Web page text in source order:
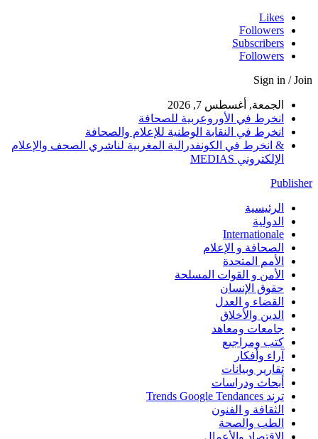
Likes
Followers
Subscribers
Followers
Sign in / Join
الجمعة, أغسطس 7, 2026
انخرط في الأوروعربية للصحافة
انخرط في النقابة الوطنية للإعلام والصحافة
& انخرط في الكونفدرالية المغربية لناشري الصحف والإعلام
الإلكتروني MEDIAS
Publisher
الرئيسية
الدولية
Internationale
الصحافة و الإعلام
الأمم المتحدة
الأمن و القوات المسلحة
حقوق الإنسان
القضاء و العدل
الدين والأخلاق
جامعات ومعاهد
كتب ومراجيع
آراء وأفكار
تقارير وبيانات
أبحاث ودراسات
ترند Trends Google Tendances
الثقافة و الفنون
الطب والصحة
الاقتصاد والأعمال